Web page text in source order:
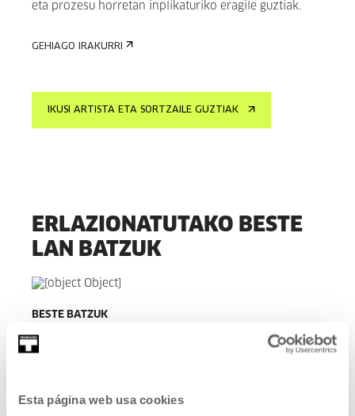
Esta página web usa cookies
eta prozesu horretan inplikaturiko eragile guztiak.
GEHIAGO IRAKURRI
IKUSI ARTISTA ETA SORTZAILE GUZTIAK
ERLAZIONATUTAKO BESTE
LAN BATZUK
BESTE BATZUK
Bi ahur, hamar hatz, 2021